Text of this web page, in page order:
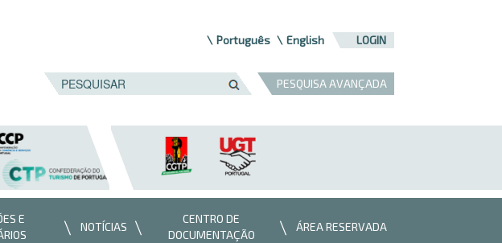
LOGIN
Português English
PESQUISA AVANÇADA
E
NOTÍCIAS
CENTRO DE
DOCUMENTAÇÃO
ÁREA RESERVADA